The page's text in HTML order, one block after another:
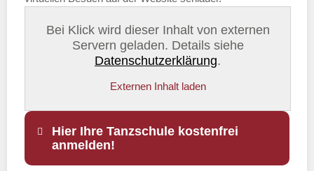
Bei Klick wird dieser Inhalt von externen
Servern geladen. Details siehe
Datenschutzerklärung.
Externen Inhalt laden
Hier Ihre Tanzschule kostenfrei
anmelden!